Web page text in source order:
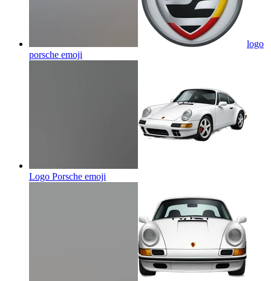
logo
porsche emoji
Logo Porsche emoji